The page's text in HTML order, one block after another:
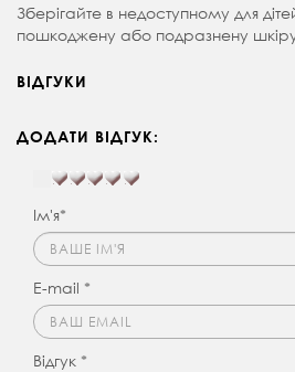
Зберігайте в недоступному для
пошкоджену або подразнену
ВІДГУКИ
ДОДАТИ ВІДГУК:
Ім'я*
E-mail *
Відгук *